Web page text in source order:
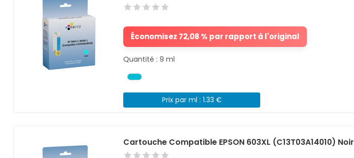
Économisez 72,08 % par rapport à l'original
Quantité : 9 ml
Prix par ml : 1.33 €
Cartouche Compatible EPSON 603XL (C13T03A14010) Noir